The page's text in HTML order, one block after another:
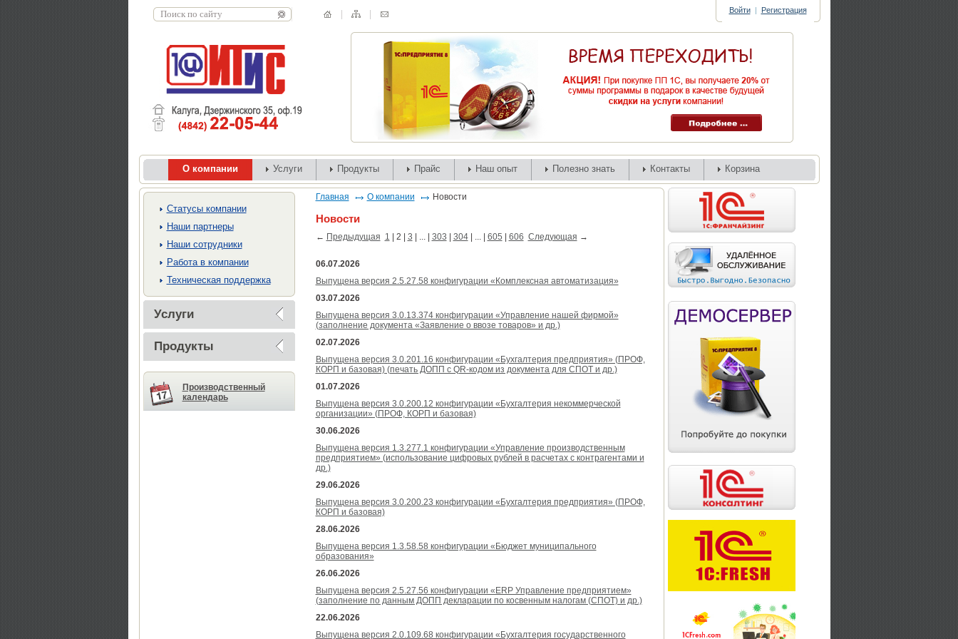
Войти | Регистрация
О компании Услуги Продукты Прайс Наш опыт Полезно знать Контакты Корзина
Cтатусы компании
Наши партнеры
Наши сотрудники
Работа в компании
Техническая поддержка
Услуги
Продукты
Производственный
календарь
Главная О компании Новости
Новости
← Предыдущая 1 2 3 | ... | 303 304| ... | 605 606 Следующая →
06.07.2026
Выпущена версия 2.5.27.58 конфигурации «Комплексная автоматизация»
03.07.2026
Выпущена версия 3.0.13.374 конфигурации «Управление нашей фирмой»
(заполнение документа «Заявление о ввозе товаров» и др.)
02.07.2026
Выпущена версия 3.0.201.16 конфигурации «Бухгалтерия предприятия» (ПРОФ,
КОРП и базовая) (печать ДОПП с QR-кодом из документа для СПОТ и др.)
01.07.2026
Выпущена версия 3.0.200.12 конфигурации «Бухгалтерия некоммерческой
организации» (ПРОФ, КОРП и базовая)
30.06.2026
Выпущена версия 1.3.277.1 конфигурации «Управление производственным
предприятием» (использование цифровых рублей в расчетах с контрагентами и
др.)
29.06.2026
Выпущена версия 3.0.200.23 конфигурации «Бухгалтерия предприятия» (ПРОФ,
КОРП и базовая)
28.06.2026
Выпущена версия 1.3.58.58 конфигурации «Бюджет муниципального
образования»
26.06.2026
Выпущена версия 2.5.27.56 конфигурации «ERP Управление предприятием»
(заполнение по данным ДОПП декларации по косвенным налогам (СПОТ) и др.)
22.06.2026
Выпущена версия 2.0.109.68 конфигурации «Бухгалтерия государственного